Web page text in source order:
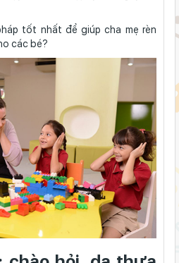
tốt nhất để giúp cha mẹ rèn
các bé?